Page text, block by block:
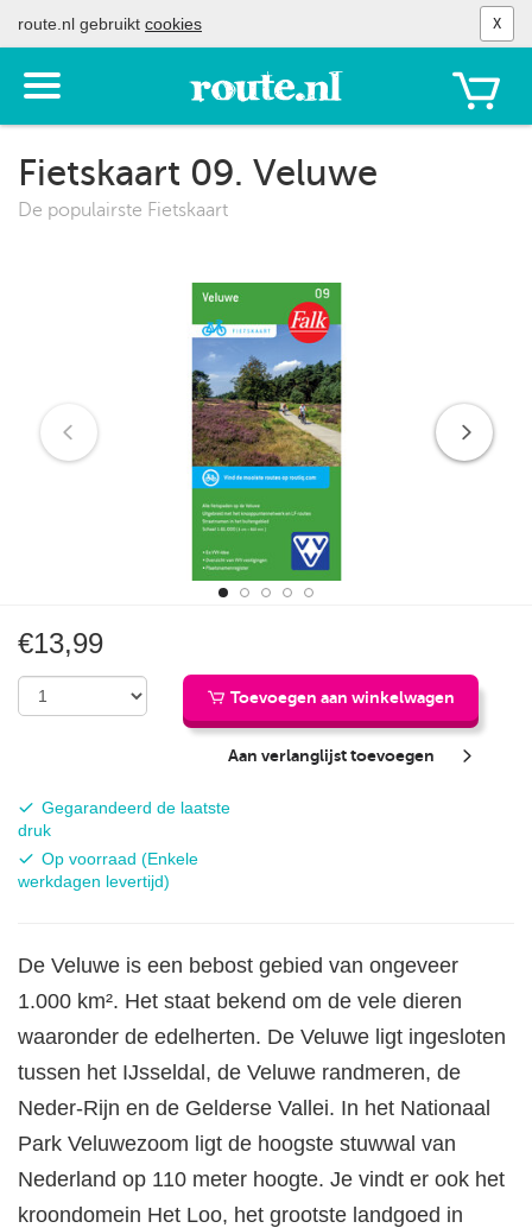
route.nl gebruikt cookies X
Toon
het
menu
Fietskaart 09. Veluwe
De populairste Fietskaart
€13,99
Toevoegen aan winkelwagen
Aan verlanglijst toevoegen
Actualiteit:
Gegarandeerd de laatste
druk
Beschikbaarheid:
Op voorraad (Enkele
werkdagen levertijd)
De Veluwe is een bebost gebied van ongeveer
1.000 km². Het staat bekend om de vele dieren
waaronder de edelherten. De Veluwe ligt ingesloten
tussen het IJsseldal, de Veluwe randmeren, de
Neder-Rijn en de Gelderse Vallei. In het Nationaal
Park Veluwezoom ligt de hoogste stuwwal van
Nederland op 110 meter hoogte. Je vindt er ook het
kroondomein Het Loo, het grootste landgoed in